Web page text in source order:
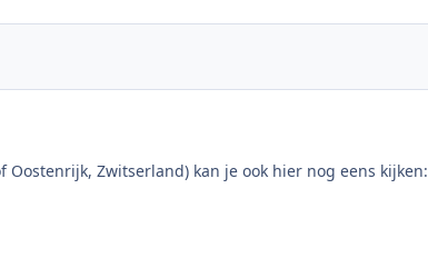
Oostenrijk, Zwitserland) kan je ook hier nog eens kijken: